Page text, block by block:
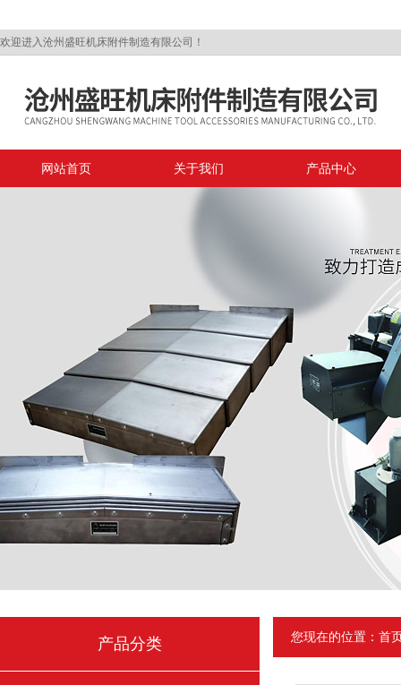
欢迎进入沧州盛旺机床附件制造有限公司！
网站首页 关于我们 产品中心
产品分类 您现在的位置： 首